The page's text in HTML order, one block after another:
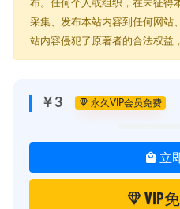
布。任何个人或组织，在未征得
采集、发布本站内容到任何网站
站内容侵犯了原著者的合法权益
￥3 永久VIP会员免费
立
VIP